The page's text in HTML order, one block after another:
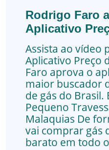
Rodrigo Faro
Aplicativo
Assista ao vídeo
Aplicativo Preço
Faro aprova o
maior buscador
de gás do Brasil.
Pequeno
Malaquias De
vai comprar gás
barato em todo